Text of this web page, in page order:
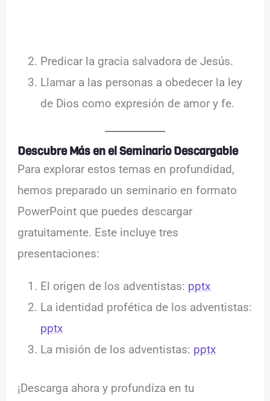
Predicar la gracia salvadora de Jesús.
Llamar a las personas a obedecer la ley
de Dios como expresión de amor y fe.
Descubre Más en el Seminario Descargable
Para explorar estos temas en profundidad,
hemos preparado un seminario en formato
PowerPoint que puedes descargar
gratuitamente. Este incluye tres
presentaciones:
El origen de los adventistas: pptx
La identidad profética de los adventistas:
pptx
La misión de los adventistas: pptx
¡Descarga ahora y profundiza en tu